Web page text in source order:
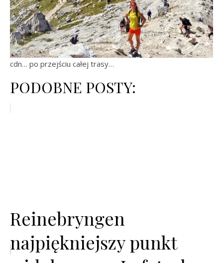
cdn… po przejściu całej trasy…
PODOBNE POSTY:
Reinebryngen
najpiękniejszy punkt